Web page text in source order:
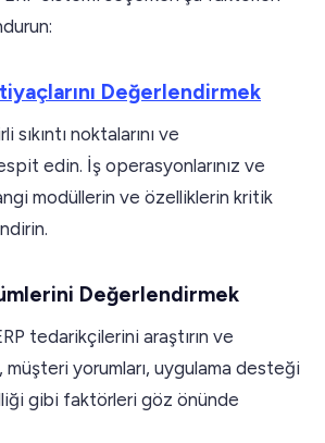
Değerlendirmek
sıkıntı noktalarını ve
edin. İş operasyonlarınız ve
modüllerin ve özelliklerin kritik
Değerlendirmek
tedarikçilerini araştırın ve
müşteri yorumları, uygulama desteği
gibi faktörleri göz önünde